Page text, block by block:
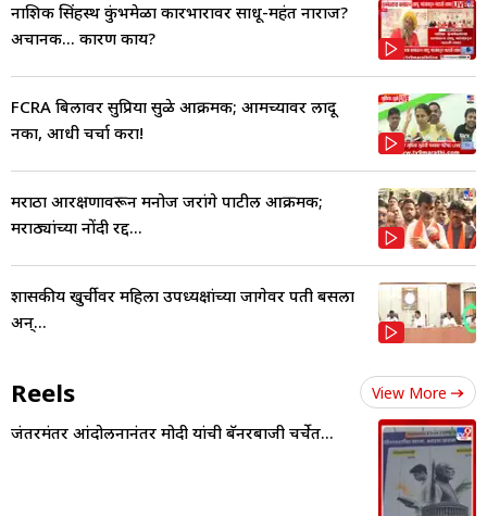
नाशिक सिंहस्थ कुंभमेळा कारभारावर साधू-महंत नाराज?
अचानक... कारण काय?
FCRA बिलावर सुप्रिया सुळे आक्रमक; आमच्यावर लादू
नका, आधी चर्चा करा!
मराठा आरक्षणावरून मनोज जरांगे पाटील आक्रमक;
मराठ्यांच्या नोंदी रद्द...
शासकीय खुर्चीवर महिला उपध्यक्षांच्या जागेवर पती बसला
अन्...
Reels View More
जंतरमंतर आंदोलनानंतर मोदी यांची बॅनरबाजी चर्चेत...